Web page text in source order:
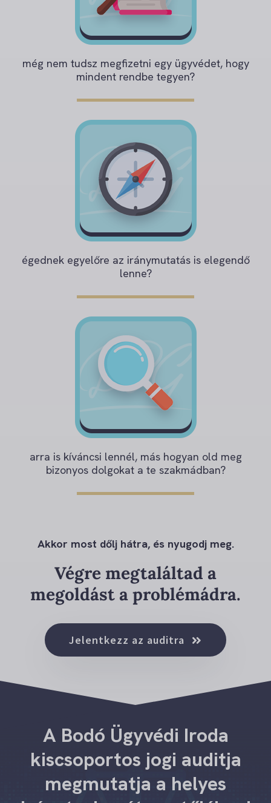
még nem tudsz megfizetni egy ügyvédet, hogy
mindent rendbe tegyen?
égednek egyelőre az iránymutatás is elegendő
lenne?
arra is kíváncsi lennél, más hogyan old meg
bizonyos dolgokat a te szakmádban?
Akkor most dőlj hátra, és nyugodj meg.
Végre megtaláltad a
megoldást a problémádra.
Jelentkezz az auditra
A Bodó Ügyvédi Iroda
kiscsoportos jogi auditja
megmutatja a helyes